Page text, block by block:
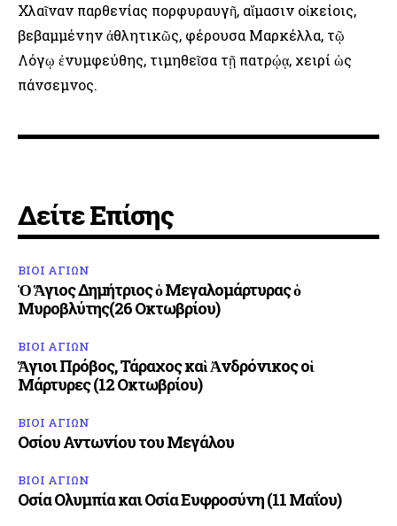
Χλαῖναν παρθενίας πορφυραυγῆ, αἵμασιν οἰκείοις,
βεβαμμένην ἀθλητικῶς, φέρουσα Μαρκέλλα, τῷ
Λόγῳ ἐνυμφεύθης, τιμηθεῖσα τῇ πατρῴᾳ, χειρί ὡς
πάνσεμνος.
Δείτε Επίσης
ΒΙΟΙ ΑΓΙΩΝ
Ὁ Ἅγιος Δημήτριος ὁ Μεγαλομάρτυρας ὁ
Μυροβλύτης(26 Οκτωβρίου)
ΒΙΟΙ ΑΓΙΩΝ
Ἅγιοι Πρόβος, Τάραχος καὶ Ἀνδρόνικος οἱ
Μάρτυρες (12 Οκτωβρίου)
ΒΙΟΙ ΑΓΙΩΝ
Οσίου Αντωνίου του Μεγάλου
ΒΙΟΙ ΑΓΙΩΝ
Οσία Ολυμπία και Οσία Ευφροσύνη (11 Μαΐου)